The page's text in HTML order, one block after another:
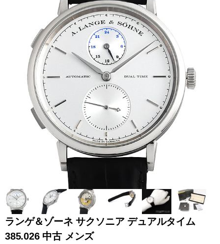
全てのブランドを見
る
ロレックス
パテック
フィリップ
オーデマピゲ ウブロ
ランゲ＆ゾーネ サクソニア デュアルタイム
385.026 中古 メンズ